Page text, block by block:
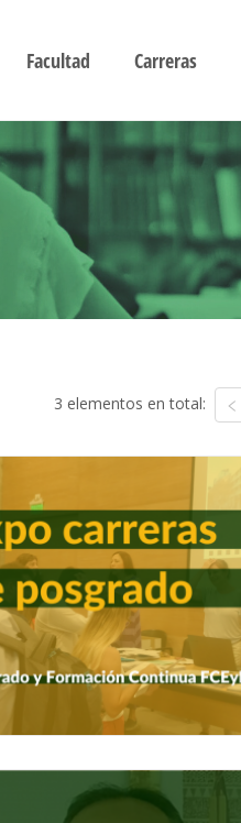
Facultad Carreras
3 elementos en total: